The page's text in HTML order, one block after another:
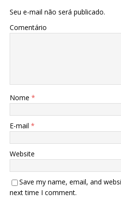
Seu e-mail não será publicado.
Comentário
Nome *
E-mail *
Website
Save my name, email, and
next time I comment.